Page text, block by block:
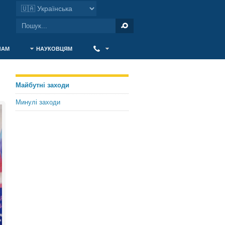
НАУКОВЦЯМ
Майбутні заходи
Минулі заходи